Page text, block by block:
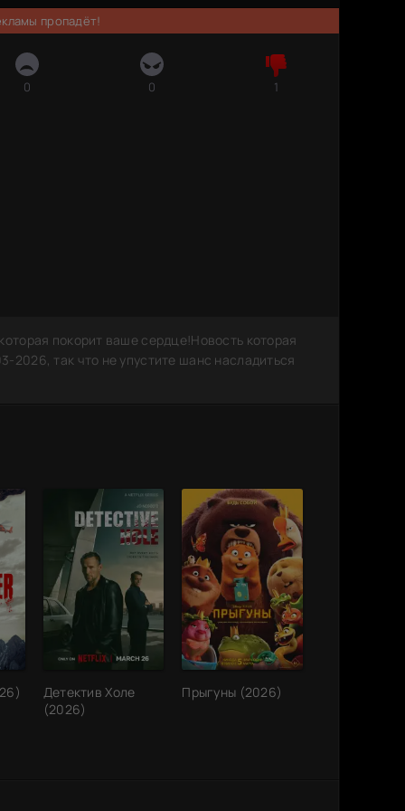
пропадёт!
0 0 1
покорит ваше сердце!Новость которая
так что не упустите шанс насладиться
Детектив Холе
(2026)
Прыгуны (2026)